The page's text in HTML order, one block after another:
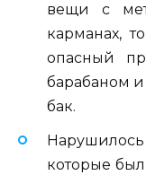
вещи с
карманах,
опасный
барабаном
бак.
которые